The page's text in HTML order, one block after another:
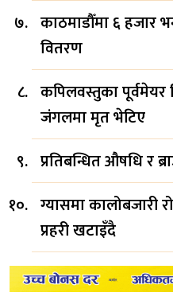
काठमाडौँमा ६ हजार
वितरण
कपिलवस्तुका पूर्वमेयर
जंगलमा मृत भेटिए
प्रतिबन्धित औषधि र
ग्यासमा कालोबजारी
प्रहरी खटाइँदै